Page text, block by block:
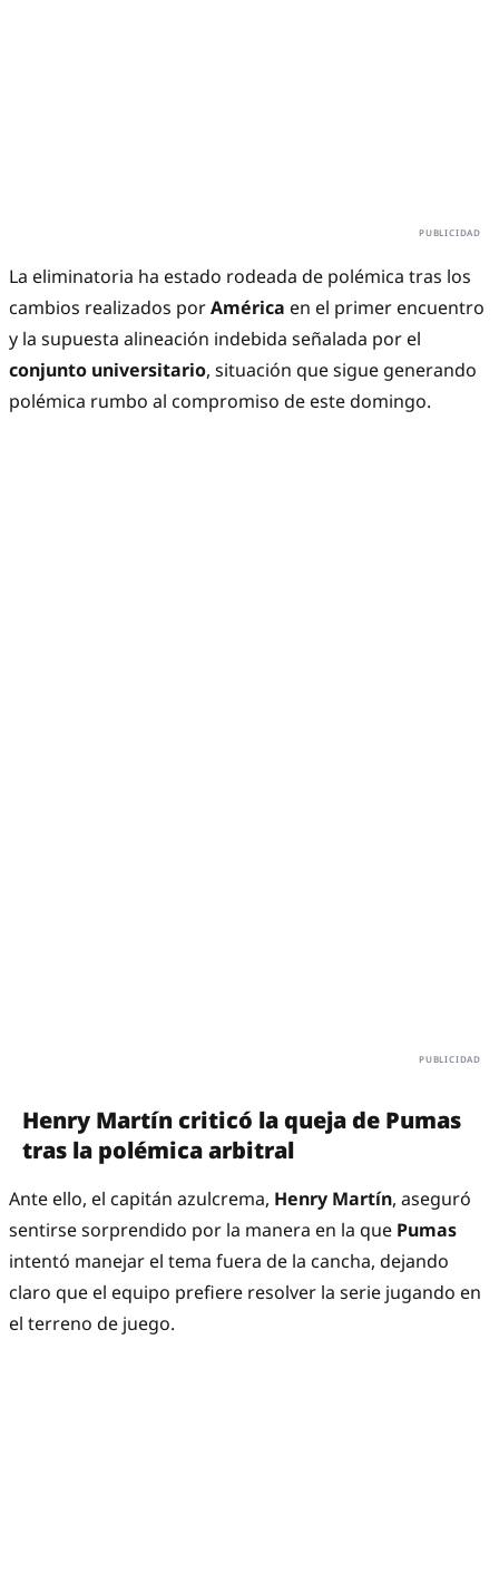
La eliminatoria ha estado rodeada de polémica tras los
cambios realizados porAmérica en el primer encuentro
y la supuesta alineación indebida señalada por el
conjunto universitario, situación que sigue generando
polémica rumbo al compromiso de este domingo.
Henry Martín criticó la queja de Pumas
tras la polémica arbitral
Ante ello, el capitán azulcrema, Henry Martín, aseguró
sentirse sorprendido por la manera en la que Pumas
intentó manejar el tema fuera de la cancha, dejando
claro que el equipo prefiere resolver la serie jugando en
el terreno de juego.